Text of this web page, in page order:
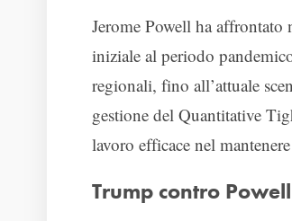
Jerome Powell ha
iniziale al periodo
regionali, fino all’attuale
gestione del Quantitative
lavoro efficace nel
Trump contro